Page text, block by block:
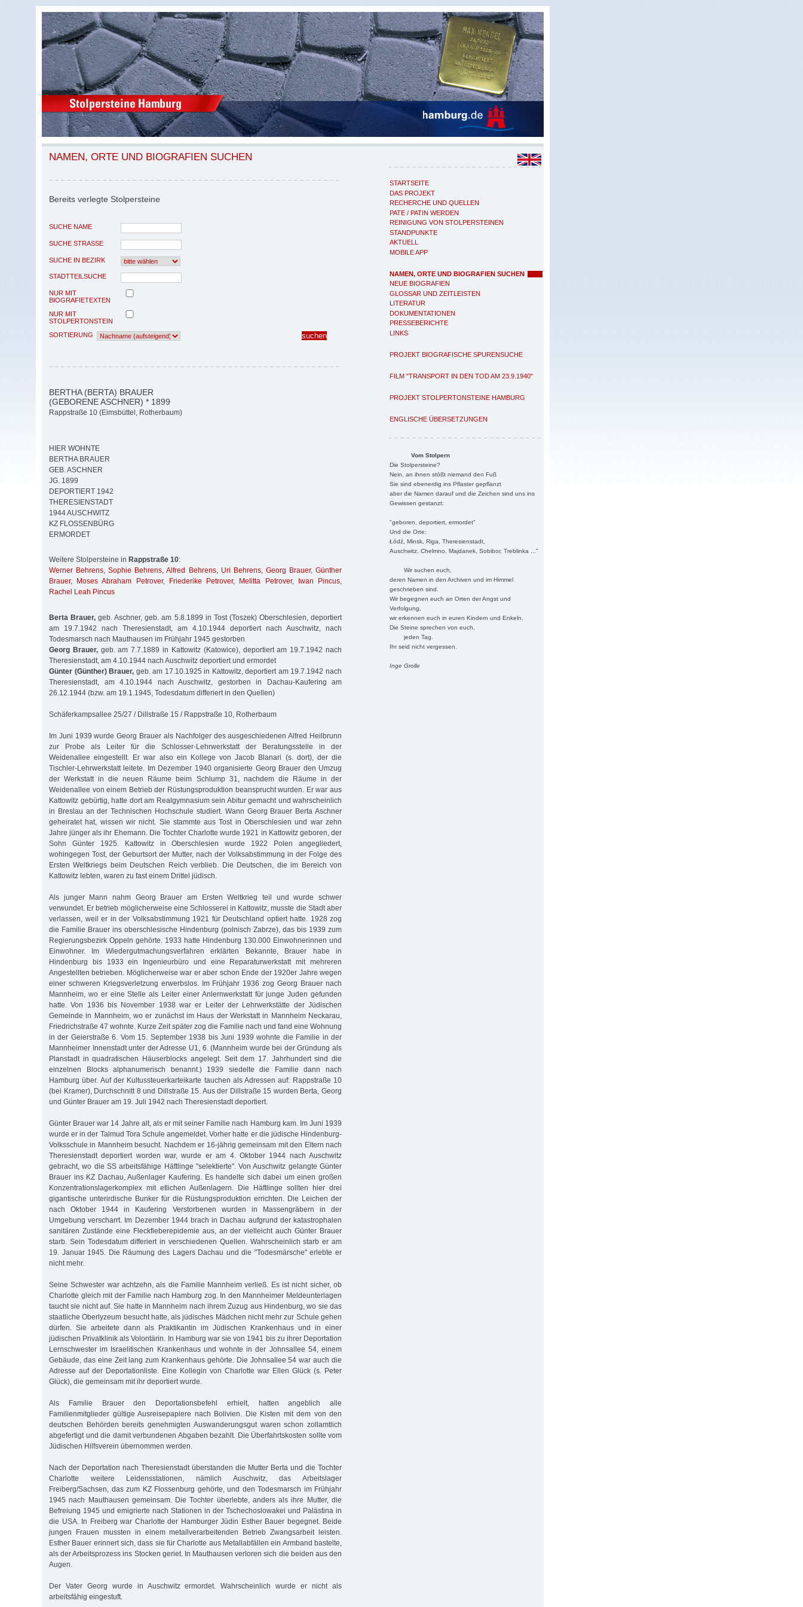
STARTSEITE
DAS PROJEKT
RECHERCHE UND QUELLEN
PATE / PATIN WERDEN
REINIGUNG VON STOLPERSTEINEN
STANDPUNKTE
AKTUELL
MOBILE APP
NAMEN, ORTE UND BIOGRAFIEN SUCHEN
NEUE BIOGRAFIEN
GLOSSAR UND ZEITLEISTEN
LITERATUR
DOKUMENTATIONEN
PRESSEBERICHTE
LINKS
PROJEKT BIOGRAFISCHE SPURENSUCHE
FILM "TRANSPORT IN DEN TOD AM 23.9.1940"
PROJEKT STOLPERTONSTEINE HAMBURG
ENGLISCHE ÜBERSETZUNGEN
Vom Stolpern
Die Stolpersteine?
Nein, an ihnen stößt niemand den Fuß
Sie sind ebenerdig ins Pflaster gepflanzt
aber die Namen darauf und die Zeichen sind uns ins
Gewissen gestanzt:
"geboren, deportiert, ermordet"
Und die Orte:
Łódź, Minsk, Riga, Theresienstadt,
Auschwitz, Chelmno, Majdanek, Sobibor, Treblinka ..."
Wir suchen euch,
deren Namen in den Archiven und im Himmel
geschrieben sind.
Wir begegnen euch an Orten der Angst und
Verfolgung,
wir erkennen euch in euren Kindern und Enkeln.
Die Steine sprechen von euch,
jeden Tag.
Ihr seid nicht vergessen.
Inge Grolle
NAMEN, ORTE UND BIOGRAFIEN SUCHEN
Bereits verlegte Stolpersteine
SUCHE NAME
SUCHE STRASSE
SUCHE IN BEZIRK
STADTTEILSUCHE
NUR MIT
BIOGRAFIETEXTEN
NUR MIT
STOLPERTONSTEIN
SORTIERUNG
BERTHA (BERTA) BRAUER
(GEBORENE ASCHNER) * 1899
Rappstraße 10 (Eimsbüttel, Rotherbaum)
HIER WOHNTE
BERTHA BRAUER
GEB. ASCHNER
JG. 1899
DEPORTIERT 1942
THERESIENSTADT
1944 AUSCHWITZ
KZ FLOSSENBÜRG
ERMORDET
Weitere Stolpersteine in Rappstraße 10:
Werner Behrens,Sophie Behrens,Alfred Behrens, Uri Behrens, Georg Brauer,Günther
Brauer, Moses Abraham Petrover, Friederike Petrover, Melitta Petrover, Iwan Pincus,
Rachel Leah Pincus
Berta Brauer, geb. Aschner, geb. am 5.8.1899 in Tost (Toszek) Oberschlesien, deportiert
am 19.7.1942 nach Theresienstadt, am 4.10.1944 deportiert nach Auschwitz, nach
Todesmarsch nach Mauthausen im Frühjahr 1945 gestorben
Georg Brauer, geb. am 7.7.1889 in Kattowitz (Katowice), deportiert am 19.7.1942 nach
Theresienstadt, am 4.10.1944 nach Auschwitz deportiert und ermordet
Günter (Günther) Brauer, geb. am 17.10.1925 in Kattowitz, deportiert am 19.7.1942 nach
Theresienstadt, am 4.10.1944 nach Auschwitz, gestorben in Dachau-Kaufering am
26.12.1944 (bzw. am 19.1.1945, Todesdatum differiert in den Quellen)
Schäferkampsallee 25/27 / Dillstraße 15 / Rappstraße 10, Rotherbaum
Im Juni 1939 wurde Georg Brauer als Nachfolger des ausgeschiedenen Alfred Heilbrunn
zur Probe als Leiter für die Schlosser-Lehrwerkstatt der Beratungsstelle in der
Weidenallee eingestellt. Er war also ein Kollege von Jacob Blanari (s. dort), der die
Tischler-Lehrwerkstatt leitete. Im Dezember 1940 organisierte Georg Brauer den Umzug
der Werkstatt in die neuen Räume beim Schlump 31, nachdem die Räume in der
Weidenallee von einem Betrieb der Rüstungsproduktion beansprucht wurden. Er war aus
Kattowitz gebürtig, hatte dort am Realgymnasium sein Abitur gemacht und wahrscheinlich
in Breslau an der Technischen Hochschule studiert. Wann Georg Brauer Berta Aschner
geheiratet hat, wissen wir nicht. Sie stammte aus Tost in Oberschlesien und war zehn
Jahre jünger als ihr Ehemann. Die Tochter Charlotte wurde 1921 in Kattowitz geboren, der
Sohn Günter 1925. Kattowitz in Oberschlesien wurde 1922 Polen angegliedert,
wohingegen Tost, der Geburtsort der Mutter, nach der Volksabstimmung in der Folge des
Ersten Weltkriegs beim Deutschen Reich verblieb. Die Deutschen, die im Bereich von
Kattowitz lebten, waren zu fast einem Drittel jüdisch.
Als junger Mann nahm Georg Brauer am Ersten Weltkrieg teil und wurde schwer
verwundet. Er betrieb möglicherweise eine Schlosserei in Kattowitz, musste die Stadt aber
verlassen, weil er in der Volksabstimmung 1921 für Deutschland optiert hatte. 1928 zog
die Familie Brauer ins oberschlesische Hindenburg (polnisch Zabrze), das bis 1939 zum
Regierungsbezirk Oppeln gehörte. 1933 hatte Hindenburg 130.000 Einwohnerinnen und
Einwohner. Im Wiedergutmachungsverfahren erklärten Bekannte, Brauer habe in
Hindenburg bis 1933 ein Ingenieurbüro und eine Reparaturwerkstatt mit mehreren
Angestellten betrieben. Möglicherweise war er aber schon Ende der 1920er Jahre wegen
einer schweren Kriegsverletzung erwerbslos. Im Frühjahr 1936 zog Georg Brauer nach
Mannheim, wo er eine Stelle als Leiter einer Anlern­werkstatt für junge Juden gefunden
hatte. Von 1936 bis November 1938 war er Leiter der Lehrwerkstätte der Jüdischen
Gemeinde in Mannheim, wo er zunächst im Haus der Werkstatt in Mannheim Neckarau,
Friedrichstraße 47 wohnte. Kurze Zeit später zog die Familie nach und fand eine Wohnung
in der Geierstraße 6. Vom 15. September 1938 bis Juni 1939 wohnte die Familie in der
Mannheimer Innenstadt unter der Adresse U1, 6. (Mannheim wurde bei der Gründung als
Planstadt in quadratischen Häuserblocks angelegt. Seit dem 17. Jahrhundert sind die
einzelnen Blocks alphanumerisch benannt.) 1939 siedelte die Familie dann nach
Hamburg über. Auf der Kultussteuerkarteikarte tauchen als Adressen auf: Rappstraße 10
(bei Kramer), Durchschnitt 8 und Dillstraße 15. Aus der Dillstraße 15 wurden Berta, Georg
und Günter Brauer am 19. Juli 1942 nach Theresienstadt deportiert.
Günter Brauer war 14 Jahre alt, als er mit seiner Familie nach Hamburg kam. Im Juni 1939
wurde er in der Talmud Tora Schule angemeldet. Vorher hatte er die jüdische Hindenburg-
Volksschule in Mannheim besucht. Nachdem er 16-jährig gemeinsam mit den Eltern nach
Theresienstadt deportiert worden war, wurde er am 4. Oktober 1944 nach Auschwitz
gebracht, wo die SS arbeitsfähige Häftlinge "selektierte". Von Auschwitz gelangte Günter
Brauer ins KZ Dachau, Außenlager Kaufering. Es handelte sich dabei um einen großen
Konzentrationslagerkomplex mit etlichen Außenlagern. Die Häftlinge sollten hier drei
gigantische unterirdische Bunker für die Rüstungsproduktion errichten. Die Leichen der
nach Oktober 1944 in Kaufering Verstorbenen wurden in Massengräbern in der
Umgebung verscharrt. Im Dezember 1944 brach in Dachau aufgrund der katastrophalen
sanitären Zustände eine Fleckfieberepidemie aus, an der vielleicht auch Günter Brauer
starb. Sein Todesdatum differiert in verschiedenen Quellen. Wahrscheinlich starb er am
19. Januar 1945. Die Räumung des Lagers Dachau und die "Todesmärsche" erlebte er
nicht mehr.
Seine Schwester war achtzehn, als die Familie Mannheim verließ. Es ist nicht sicher, ob
Charlotte gleich mit der Familie nach Hamburg zog. In den Mannheimer Meldeunterlagen
taucht sie nicht auf. Sie hatte in Mannheim nach ihrem Zuzug aus Hindenburg, wo sie das
staatliche Oberlyzeum besucht hatte, als jüdisches Mädchen nicht mehr zur Schule gehen
dürfen. Sie arbeitete dann als Praktikantin im Jüdischen Krankenhaus und in einer
jüdischen Privatklinik als Volontärin. In Hamburg war sie von 1941 bis zu ihrer Deportation
Lernschwester im Israelitischen Krankenhaus und wohnte in der Johnsallee 54, einem
Gebäude, das eine Zeit lang zum Krankenhaus gehörte. Die Johnsallee 54 war auch die
Adresse auf der Deportation­liste. Eine Kollegin von Charlotte war Ellen Glück (s. Peter
Glück), die gemeinsam mit ihr deportiert wurde.
Als Familie Brauer den Deportationsbefehl erhielt, hatten angeblich alle
Familienmitglieder gültige Ausreisepapiere nach Bolivien. Die Kisten mit dem von den
deutschen Behörden bereits genehmigten Auswanderungsgut waren schon zollamtlich
abgefertigt und die damit verbundenen Abgaben bezahlt. Die Überfahrtskosten sollte vom
Jüdischen Hilfsverein übernommen werden.
Nach der Deportation nach Theresienstadt überstanden die Mutter Berta und die Tochter
Charlotte weitere Leidensstationen, nämlich Auschwitz, das Arbeitslager
Freiberg/Sachsen, das zum KZ Flossenburg gehörte, und den Todesmarsch im Frühjahr
1945 nach Mauthausen gemeinsam. Die Tochter überlebte, anders als ihre Mutter, die
Befreiung 1945 und emigrierte nach Stationen in der Tschechoslowakei und Palästina in
die USA. In Freiberg war Charlotte der Hamburger Jüdin Esther Bauer begegnet. Beide
jungen Frauen mussten in einem metallverarbeitenden Betrieb Zwangsarbeit leisten.
Esther Bauer erinnert sich, dass sie für Charlotte aus Metallabfällen ein Armband bastelte,
als der Arbeitsprozess ins Stocken geriet. In Mauthausen verloren sich die beiden aus den
Augen.
Der Vater Georg wurde in Auschwitz ermordet. Wahrscheinlich wurde er nicht als
arbeitsfähig eingestuft.